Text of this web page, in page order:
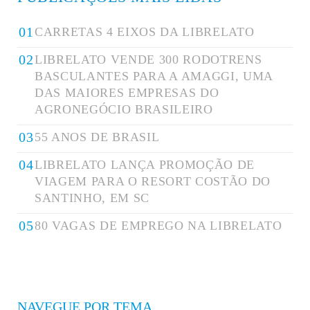
CARRETAS 4 EIXOS DA LIBRELATO
LIBRELATO VENDE 300 RODOTRENS
BASCULANTES PARA A AMAGGI, UMA
DAS MAIORES EMPRESAS DO
AGRONEGÓCIO BRASILEIRO
55 ANOS DE BRASIL
LIBRELATO LANÇA PROMOÇÃO DE
VIAGEM PARA O RESORT COSTÃO DO
SANTINHO, EM SC
80 VAGAS DE EMPREGO NA LIBRELATO
NAVEGUE POR TEMA